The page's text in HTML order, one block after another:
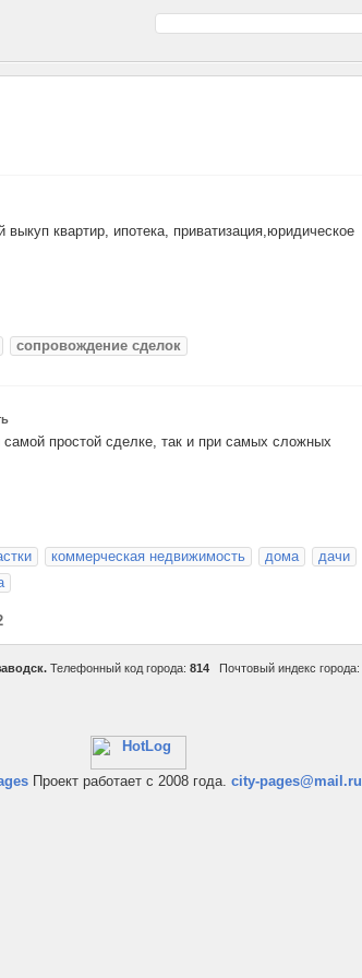
квартир, ипотека, приватизация,юридическое
сопровождение сделок
простой сделке, так и при самых сложных
коммерческая недвижимость дома
дачи
Телефонный код города: 814 Почтовый индекс города:
Проект работает с 2008 года. city-pages@mail.ru